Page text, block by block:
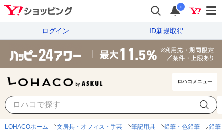
i
ログイン ID新規取得
ロハコメニュー
LOHACOホーム 文房具・オフィス・手芸 筆記用具 鉛筆・色鉛筆 鉛筆